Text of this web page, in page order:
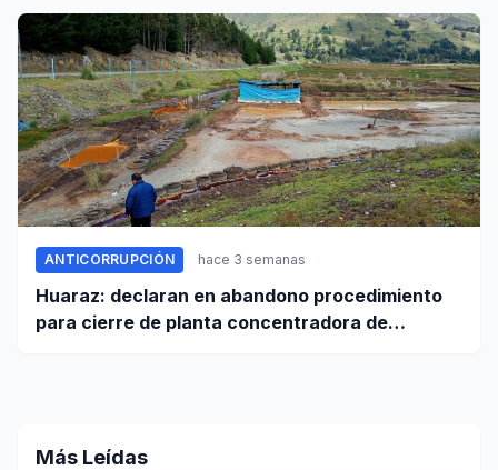
ANTICORRUPCIÓN hace 3 semanas
Huaraz: declaran en abandono procedimiento
para cierre de planta concentradora de
Más Leídas